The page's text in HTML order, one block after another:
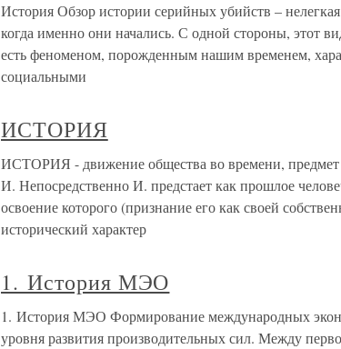
История Обзор истории серийных убийств – нелегкая
когда именно они начались. С одной стороны, этот
есть феноменом, порожденным нашим временем,
социальными
ИСТОРИЯ
ИСТОРИЯ - движение общества во времени,
И. Непосредственно И. предстает как прошлое
освоение которого (признание его как своей
исторический характер
1. История МЭО
1. История МЭО Формирование международных
уровня развития производительных сил. Между